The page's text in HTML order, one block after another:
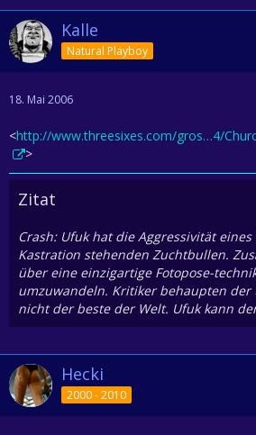
Kalle
Natural Playboy
18. Mai 2006
<http://www.threesixes.com/gros…4/
>
Zitat
Crash: Ufuk hat die Aggressivität
Kastration stehenden Zuchtbullen.
über eine einzigartige Fotopose-
umzuwandeln. Kritiker behaupten der
nicht der beste der Welt. Ufuk kann
Hecki
2000 - 2010